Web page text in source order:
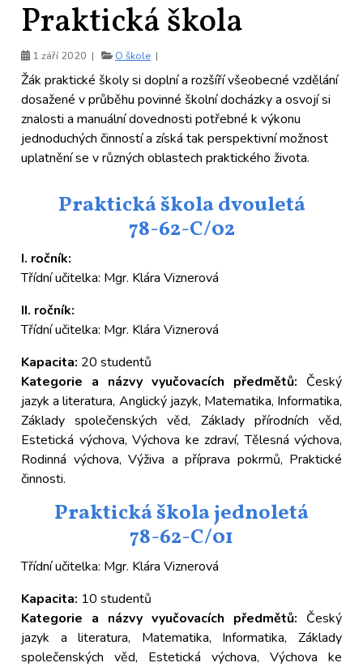
Praktická škola
1.září 2020 | O škole |
Žák praktické školy si doplní a rozšíří všeobecné vzdělání
dosažené v průběhu povinné školní docházky a osvojí si
znalosti a manuální dovednosti potřebné k výkonu
jednoduchých činností a získá tak perspektivní možnost
uplatnění se v různých oblastech praktického života.
Praktická škola dvouletá
78-62-C/02
I. ročník:
Třídní učitelka: Mgr. Klára Viznerová
II. ročník:
Třídní učitelka: Mgr. Klára Viznerová
Kapacita: 20 studentů
Kategorie a názvy vyučovacích předmětů: Český
jazyk a literatura, Anglický jazyk, Matematika, Informatika,
Základy společenských věd, Základy přírodních věd,
Estetická výchova, Výchova ke zdraví, Tělesná výchova,
Rodinná výchova, Výživa a příprava pokrmů, Praktické
činnosti.
Praktická škola jednoletá
78-62-C/01
Třídní učitelka: Mgr. Klára Viznerová
Kapacita: 10 studentů
Kategorie a názvy vyučovacích předmětů: Český
jazyk a literatura, Matematika, Informatika, Základy
společenských věd, Estetická výchova, Výchova ke